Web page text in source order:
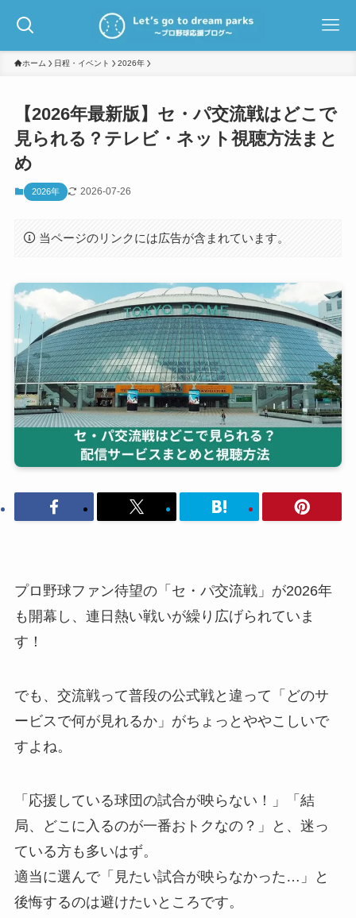
ホーム 日程・イベント 2026年
【2026年最新版】セ・パ交流戦はどこで
見られる？テレビ・ネット視聴方法まと
め
2026年 2026-07-26
当ページのリンクには広告が含まれています。
プロ野球ファン待望の「セ・パ交流戦」が2026年
も開幕し、連日熱い戦いが繰り広げられていま
す！
でも、交流戦って普段の公式戦と違って「どのサ
ービスで何が見れるか」がちょっとややこしいで
すよね。
「応援している球団の試合が映らない！」「結
局、どこに入るのが一番おトクなの？」と、迷っ
ている方も多いはず。
適当に選んで「見たい試合が映らなかった…」と
後悔するのは避けたいところです。